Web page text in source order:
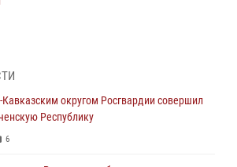
по стрелковой подготовке для
юношеского туризма и
округом Росгвардии совершил
Республику
6